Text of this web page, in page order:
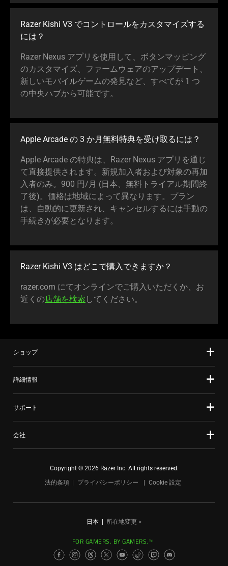
Razer Kishi V3 でコントロールをカスタマイズする
には ？
Razer Nexus アプリを使用して、ボタンマッピング
のカスタマイズ、ファームウェアのアップデート、
新しいモバイルゲームの発見など、すべてが 1 つ
の中央ハブから可能です。
Apple Arcade の 3 か月無料特典を受け取るには ？
Apple Arcade の特典は、Razer Nexus アプリを通じ
て直接提供されます。新規加入者および対象の再加
入者のみ。900 円/月 (日本、無料トライアル期間終
了後)。価格は地域によって異なります。プラン
は、自動的に更新され、キャンセルするには手動の
手続きが必要となり ます。
Razer Kishi V3 はどこで購入できま すか ？
razer.com にてオンラインでご購入いただくか、お
近くの店舗を検索 してください。
ショップ
詳細情報
サポート
会社
Copyright © 2026 Razer Inc. All rights reserved.
法的条項
プライバシーポリシー Cookie 設定
日本 所在地変更 >
FOR GAMERS. BY GAMERS.™